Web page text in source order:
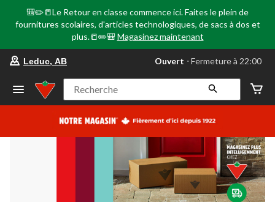
🎒✏️📒Le Retour en classe commence ici. Faites le plein de
fournitures scolaires, d'articles technologiques, de sacs à dos et
plus.📒✏️🎒 Magasinez maintenant
votre
préféré
Leduc,
AB,
courament
Fermeture
à
22:00
cliquer
pour
changer
Leduc, AB Ouvert ⋅ Fermeture à 22:00
Recherche